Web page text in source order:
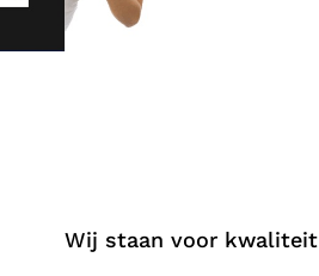
Wij staan voor kwaliteit